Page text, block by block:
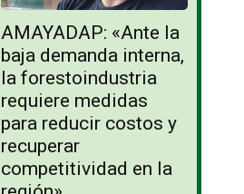
AMAYADAP: «Ante la
baja demanda interna,
la forestoindustria
requiere medidas
para reducir costos y
recuperar
competitividad en la